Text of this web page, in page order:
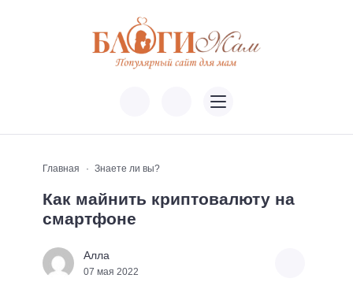
Главная Знаете ли вы?
Как майнить криптовалюту на
смартфоне
Алла
07 мая 2022